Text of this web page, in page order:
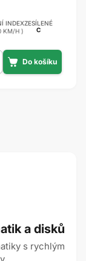
INDEX
KM/H )
ZESÍLENÉ
C
a disků
s rychlým